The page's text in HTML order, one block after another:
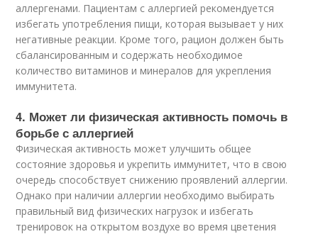
аллергенами. Пациентам с аллергией рекомендуется
избегать употребления пищи, которая вызывает у них
негативные реакции. Кроме того, рацион должен быть
сбалансированным и содержать необходимое
количество витаминов и минералов для укрепления
иммунитета.
4. Может ли физическая активность помочь в
борьбе с аллергией
Физическая активность может улучшить общее
состояние здоровья и укрепить иммунитет, что в свою
очередь способствует снижению проявлений аллергии.
Однако при наличии аллергии необходимо выбирать
правильный вид физических нагрузок и избегать
тренировок на открытом воздухе во время цветения